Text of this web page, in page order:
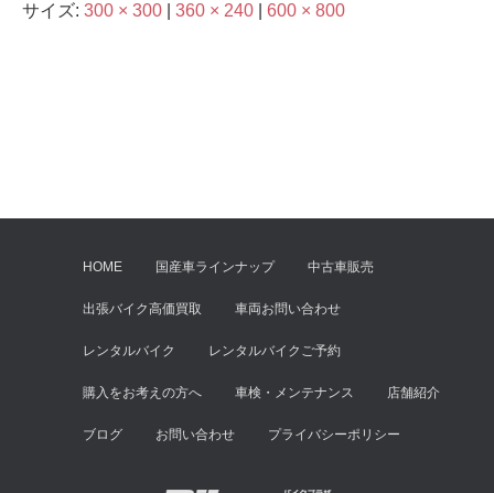
サイズ: 300 × 300 360 × 240 600 × 800
HOME 国産車ラインナップ 中古車販売
出張バイク高価買取 車両お問い合わせ
レンタルバイク レンタルバイクご予約
購入をお考えの方へ 車検・メンテナンス 店舗紹介
ブログ お問い合わせ プライバシーポリシー